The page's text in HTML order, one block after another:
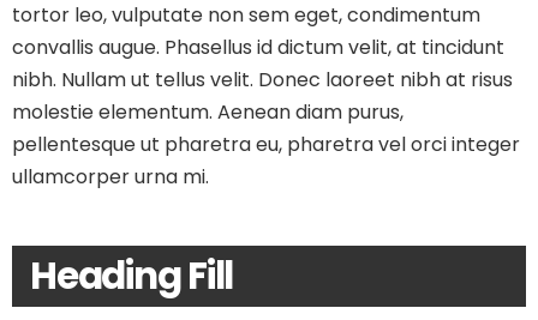
tortor leo, vulputate non sem eget, condimentum
convallis augue. Phasellus id dictum velit, at tincidunt
nibh. Nullam ut tellus velit. Donec laoreet nibh at risus
molestie elementum. Aenean diam purus,
pellentesque ut pharetra eu, pharetra vel orci integer
ullamcorper urna mi.
Heading Fill